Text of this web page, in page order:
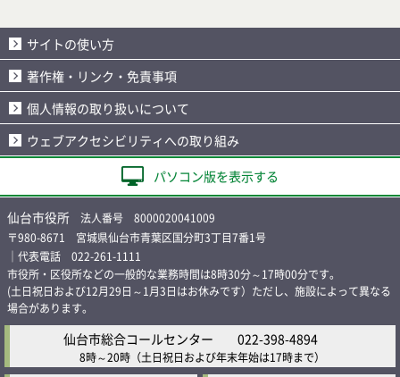
サイトの使い方
著作権・リンク・免責事項
個人情報の取り扱いについて
ウェブアクセシビリティへの取り組み
パソコン版を表示する
仙台市役所 法人番号 8000020041009
〒980-8671 宮城県仙台市青葉区国分町3丁目7番1号
｜代表電話 022-261-1111
市役所・区役所などの一般的な業務時間は8時30分～17時00分です。
(土日祝日および12月29日～1月3日はお休みです）ただし、施設によって異なる
場合があります。
仙台市総合コールセンター 022-398-4894
8時～20時 （土日祝日および年末年始は17時まで）